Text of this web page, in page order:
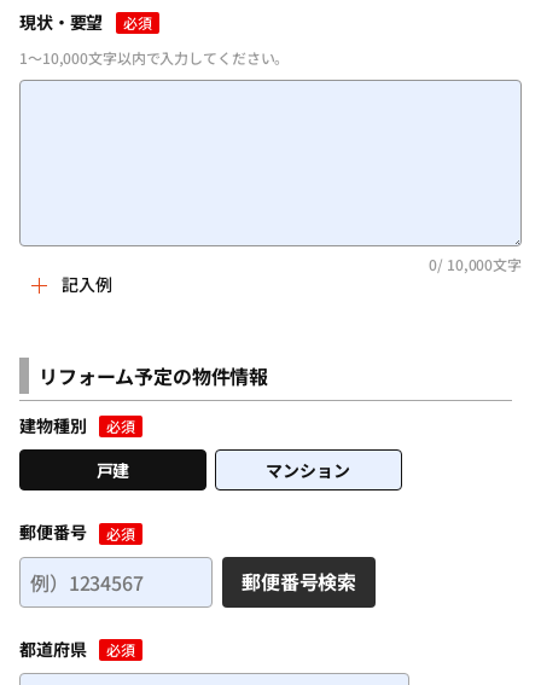
現状・要望
必須
1～10,000文字以内で入力してください。
0/ 10,000文字
記入例
年数がたっているため、襖や畳も傷んでおり、この機会に、
フローリングにしたり、クロスを張り替えるなど、きれいに
できればと思っています。
リフォームを考えている部屋は、木造2階建ての2階、広さは8
現在は寝室として利用しています。
＜記入するポイント＞
・リフォームで実現したいこと
・リフォーム箇所の詳細情報
リフォーム予定の物件情報
建物種別 必須
戸建 マンション
郵便番号 必須
郵便番号検索
都道府県 必須